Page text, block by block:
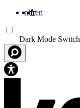
nlfren
Dark Mode Switch